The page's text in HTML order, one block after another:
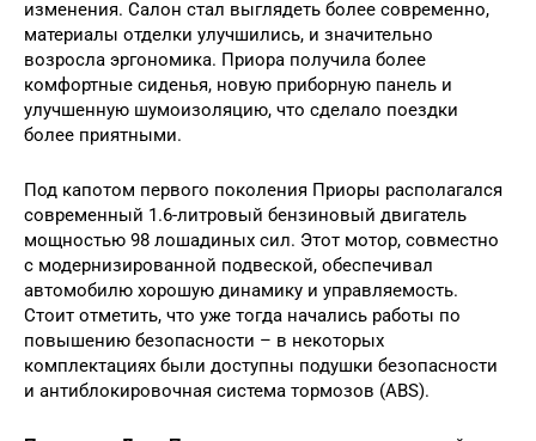
изменения. Салон стал выглядеть более современно,
материалы отделки улучшились, и значительно
возросла эргономика. Приора получила более
комфортные сиденья, новую приборную панель и
улучшенную шумоизоляцию, что сделало поездки
более приятными.
Под капотом первого поколения Приоры располагался
современный 1.6-литровый бензиновый двигатель
мощностью 98 лошадиных сил. Этот мотор, совместно
с модернизированной подвеской, обеспечивал
автомобилю хорошую динамику и управляемость.
Стоит отметить, что уже тогда начались работы по
повышению безопасности – в некоторых
комплектациях были доступны подушки безопасности
и антиблокировочная система тормозов (ABS).